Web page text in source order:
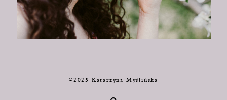
©2025 Katarzyna Myślińska